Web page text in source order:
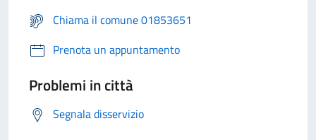
Chiama il comune 01853651
Prenota un appuntamento
Problemi in città
Segnala disservizio